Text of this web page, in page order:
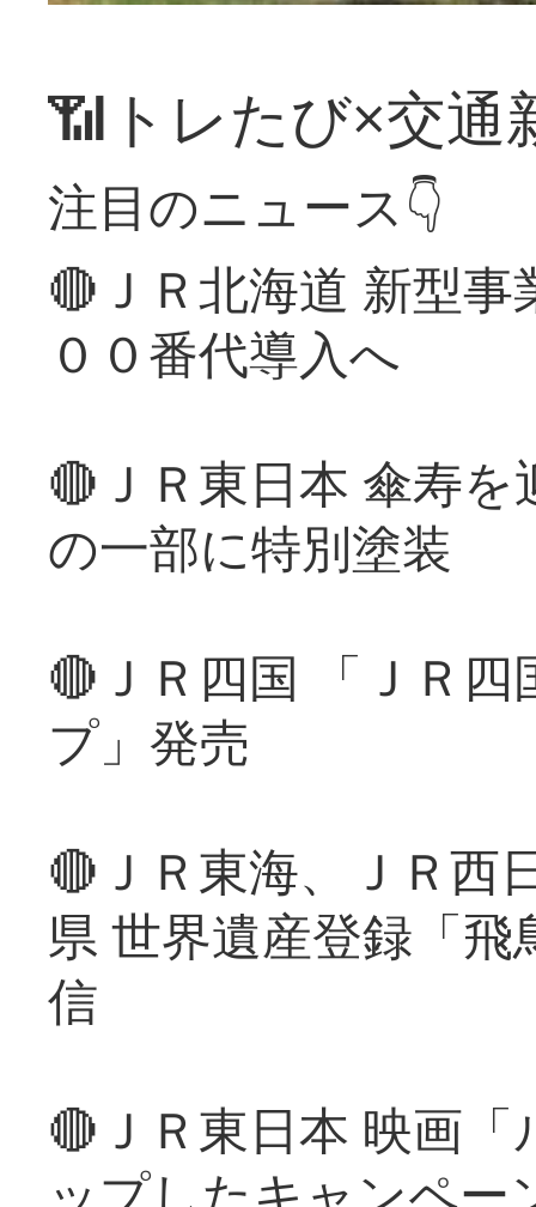
📶トレたび×交通
注目のニュース👇
🔴ＪＲ北海道 新型
００番代導入へ
🔴ＪＲ東日本 傘寿
の一部に特別塗装
🔴ＪＲ四国 「ＪＲ
プ」発売
🔴ＪＲ東海、ＪＲ西
県 世界遺産登録「
信
🔴ＪＲ東日本 映画
ップしたキャンペー